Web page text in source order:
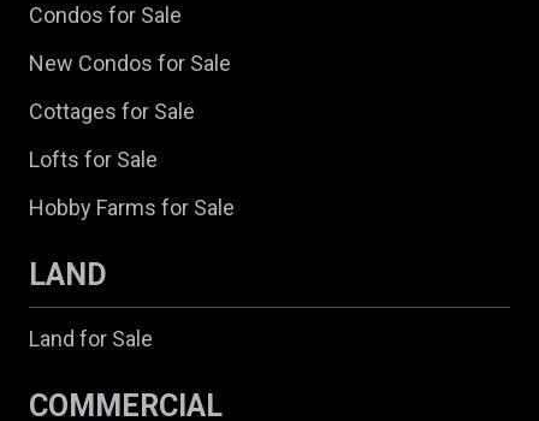
Condos for Sale
New Condos for Sale
Cottages for Sale
Lofts for Sale
Hobby Farms for Sale
LAND
Land for Sale
COMMERCIAL